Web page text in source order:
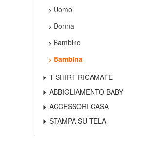
Uomo
Donna
Bambino
Bambina
T-SHIRT RICAMATE
ABBIGLIAMENTO BABY
ACCESSORI CASA
STAMPA SU TELA